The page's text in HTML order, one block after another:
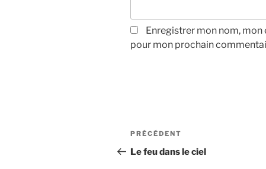
Enregistrer mon nom,
pour mon prochain
Navigation
de
Article
précédent
PRÉCÉDENT
Le feu dans le ciel